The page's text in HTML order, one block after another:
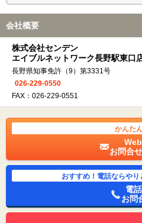
会社概要
株式会社センデン
エイブルネットワーク長野駅東口
長野県知事免許（9）第3331号
026-229-0550
FAX：026-229-0551
かんた
お問合
おすすめ！電話ならや
電
お問